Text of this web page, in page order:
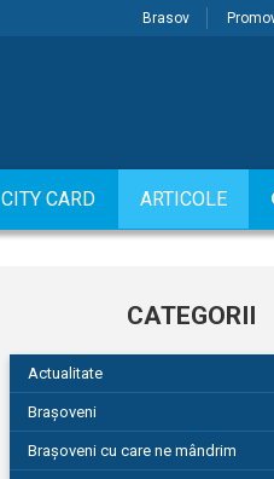
Brasov
CITY CARD ARTICOLE
CATEGORII
Actualitate
Brașoveni
Brașoveni cu care ne mândrim